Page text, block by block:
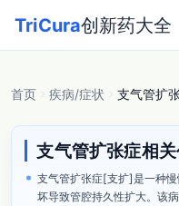
TriCura创新药大全
首页 疾病/症状 支气管扩
支气管扩张症相
支气管扩张症[支扩]是一种
坏导致管腔持久性扩大。该